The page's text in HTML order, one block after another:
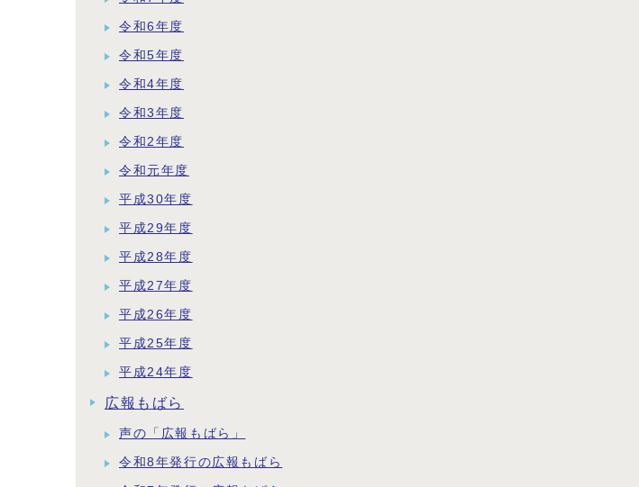
令和6年度
令和5年度
令和4年度
令和3年度
令和2年度
令和元年度
平成30年度
平成29年度
平成28年度
平成27年度
平成26年度
平成25年度
平成24年度
広報もばら
声の「広報もばら」
令和8年発行の広報もばら